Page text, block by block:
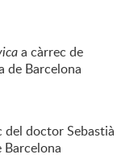
a càrrec de
de Barcelona
del doctor Sebastià